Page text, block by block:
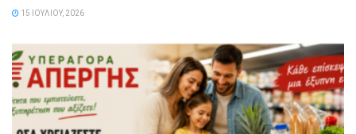
15 ΙΟΥΛΊΟΥ, 2026